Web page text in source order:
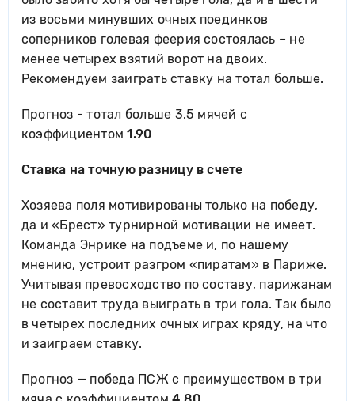
из восьми минувших очных поединков
соперников голевая феерия состоялась – не
менее четырех взятий ворот на двоих.
Рекомендуем заиграть ставку на тотал больше.
Прогноз - тотал больше 3.5 мячей с
коэффициентом1.90
Ставка на точную разницу в счете
Хозяева поля мотивированы только на победу,
да и «Брест» турнирной мотивации не имеет.
Команда Энрике на подъеме и, по нашему
мнению, устроит разгром «пиратам» в Париже.
Учитывая превосходство по составу, парижанам
не составит труда выиграть в три гола. Так было
в четырех последних очных играх кряду, на что
и заиграем ставку.
Прогноз — победа ПСЖ с преимуществом в три